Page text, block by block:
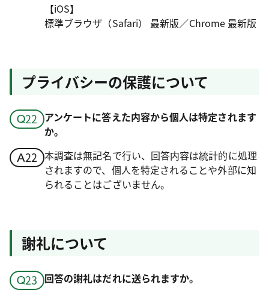
【iOS】
標準ブラウザ（Safari） 最新版／Chrome 最新版
プライバシーの保護について
アンケートに答えた内容から個人は特定されます
か。
本調査は無記名で行い、回答内容は統計的に処理
されますので、個人を特定されることや外部に知
られることはございません。
謝礼について
回答の謝礼はだれに送られますか。